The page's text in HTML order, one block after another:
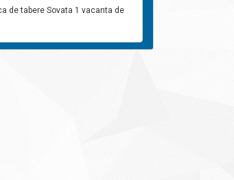
de tabere Sovata 1 vacanta de